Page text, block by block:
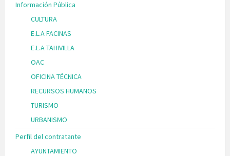
Información Pública
CULTURA
E.L.A FACINAS
E.L.A TAHIVILLA
OAC
OFICINA TÉCNICA
RECURSOS HUMANOS
TURISMO
URBANISMO
Perfil del contratante
AYUNTAMIENTO